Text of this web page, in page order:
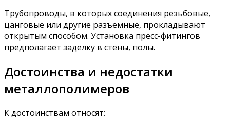
Трубопроводы, в которых соединения резьбовые,
цанговые или другие разъемные, прокладывают
открытым способом. Установка пресс-фитингов
предполагает заделку в стены, полы.
Достоинства и недостатки
металлополимеров
К достоинствам относят: